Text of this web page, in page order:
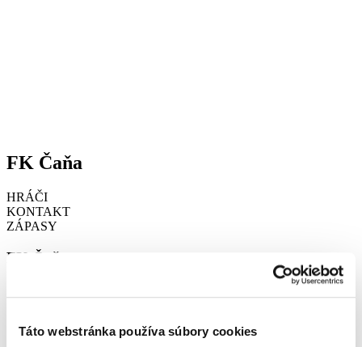
Táto webstránka používa súbory cookies
FK Čaňa
HRÁČI
KONTAKT
ZÁPASY
FK Čaňa